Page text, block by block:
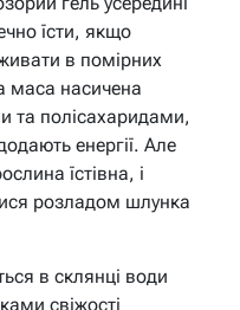
їсти, якщо
в помірних
маса насичена
та полісахаридами,
енергії. Але
їстівна, і
розладом шлунка
в склянці води
свіжості